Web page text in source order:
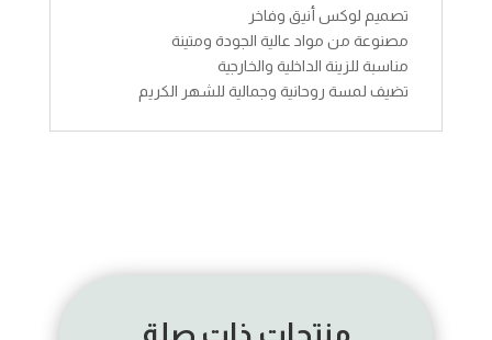
تصميم لوكس أنيق وفاخر
مصنوعة من مواد عالية الجودة ومتينة
مناسبة للزينة الداخلية والخارجية
تضيف لمسة روحانية وجمالية للشهر الكريم
منتجات ذات صلة